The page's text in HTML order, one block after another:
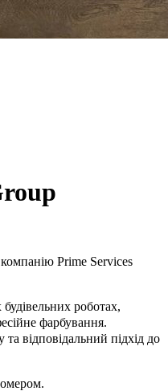
Prime Services
роботах,
фарбування.
відповідальний підхід до